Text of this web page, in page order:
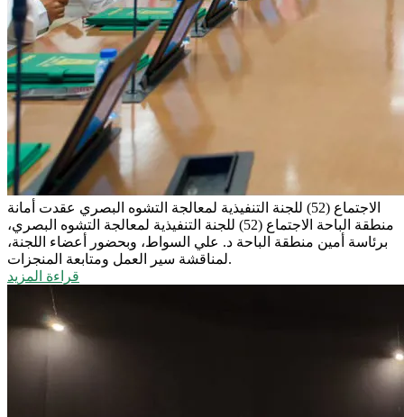
الاجتماع (52) للجنة التنفيذية لمعالجة التشوه البصري
عقدت أمانة
منطقة الباحة الاجتماع (52) للجنة التنفيذية لمعالجة التشوه البصري،
برئاسة أمين منطقة الباحة د. علي السواط، وبحضور أعضاء اللجنة،
لمناقشة سير العمل ومتابعة المنجزات.
قراءة المزيد